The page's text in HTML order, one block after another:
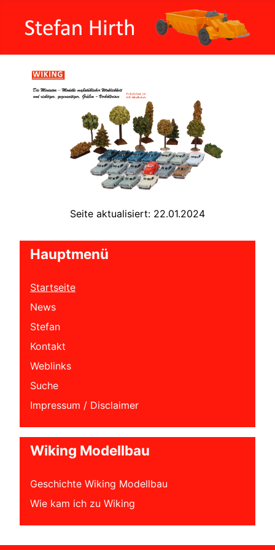
Hauptmenü
Startseite
News
Stefan
Kontakt
Weblinks
Suche
Impressum / Disclaimer
Wiking Modellbau
Geschichte Wiking Modellbau
Wie kam ich zu Wiking
Seite aktualisiert: 22.01.2024